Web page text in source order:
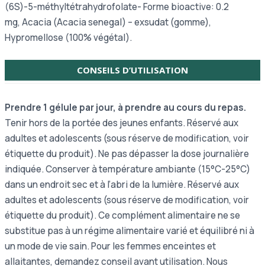
(6S)-5-méthyltétrahydrofolate- Forme bioactive: 0.2
mg, Acacia (Acacia senegal) – exsudat (gomme),
Hypromellose (100% végétal).
CONSEILS D’UTILISATION
Prendre 1 gélule par jour, à prendre au cours du repas.
Tenir hors de la portée des jeunes enfants. Réservé aux
adultes et adolescents (sous réserve de modification, voir
étiquette du produit). Ne pas dépasser la dose journalière
indiquée. Conserver à température ambiante (15°C-25°C)
dans un endroit sec et à l’abri de la lumière. Réservé aux
adultes et adolescents (sous réserve de modification, voir
étiquette du produit). Ce complément alimentaire ne se
substitue pas à un régime alimentaire varié et équilibré ni à
un mode de vie sain. Pour les femmes enceintes et
allaitantes, demandez conseil avant utilisation. Nous